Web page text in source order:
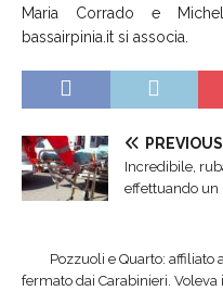
Maria Corrado e
bassairpinia.it si associa.
PREVIOUS
Incredibile,
effettuando un
Pozzuoli e Quarto: affiliato
fermato dai Carabinieri.